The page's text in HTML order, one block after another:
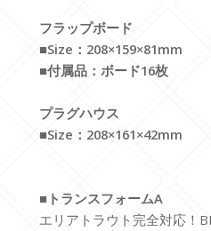
フラップボード
■Size：208×159×81mm
■付属品：ボード16枚
プラグハウス
■Size：208×161×42mm
■トランスフォームA
エリアトラウト完全対応！